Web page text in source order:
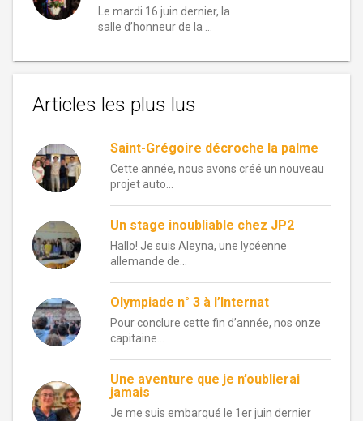
Le mardi 16 juin dernier, la
salle d’honneur de la …
Articles les plus lus
Saint-Grégoire décroche la palme
Cette année, nous avons créé un nouveau
projet auto...
Un stage inoubliable chez JP2
Hallo! Je suis Aleyna, une lycéenne
allemande de...
Olympiade n° 3 à l’Internat
Pour conclure cette fin d’année, nos onze
capitaine...
Une aventure que je n’oublierai
jamais
Je me suis embarqué le 1er juin dernier